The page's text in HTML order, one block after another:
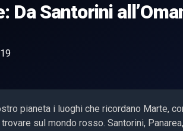
Da Santorini
pianeta i luoghi che ricordano Marte,
sul mondo rosso. Santorini,